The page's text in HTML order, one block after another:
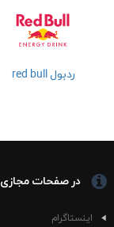
ردبول red bull
در صفحات مجازی
اینستاگرام